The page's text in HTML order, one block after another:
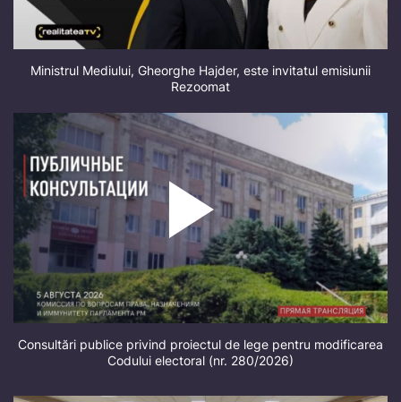
Ministrul Mediului, Gheorghe Hajder, este invitatul emisiunii
Rezoomat
Consultări publice privind proiectul de lege pentru modificarea
Codului electoral (nr. 280/2026)